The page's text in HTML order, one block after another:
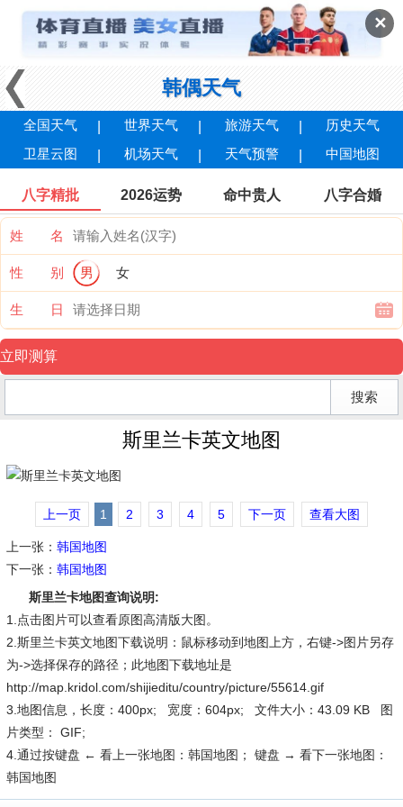
✕
韩偶天气
全国天气 世界天气 旅游天气
历史天气
卫星云图
机场天气 天气预警 中国地图
八字精批 2026运势 命中贵人 八字合婚
姓 名
性 别 男 女
生 日
斯里兰卡英文地图
上一页 1 2 3 4 5 下一页 查看大图
上一张： 韩国地图
下一张： 韩国地图
斯里兰卡地图查询说明:
1.点击图片可以查看原图高清版大图。
2.斯里兰卡英文地图下载说明：鼠标移动到地图上方，右键->图片另存
为->选择保存的路径；此地图下载地址是
http://map.kridol.com/shijieditu/country/picture/55614.gif
3.地图信息，长度：400px; 宽度：604px; 文件大小：43.09 KB 图
片类型： GIF;
4.通过按键盘 ← 看上一张地图：韩国地图； 键盘 → 看下一张地图：
韩国地图